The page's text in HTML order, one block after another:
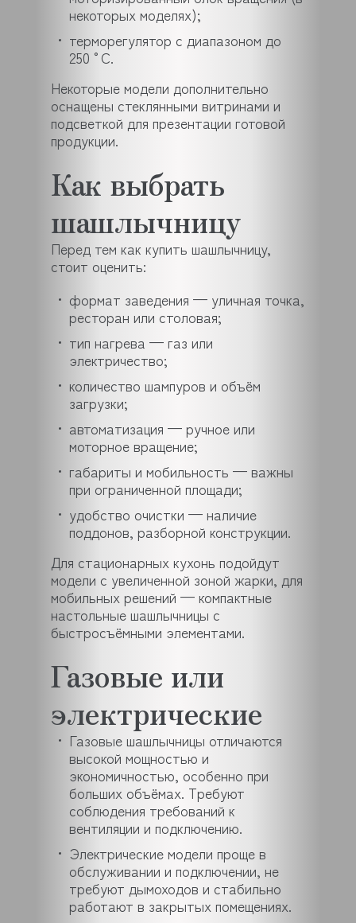
некоторых моделях);
терморегулятор с диапазоном до
250 °C.
Некоторые модели дополнительно
оснащены стеклянными витринами и
подсветкой для презентации готовой
продукции.
Как выбрать
шашлычницу
Перед тем как купить шашлычницу,
стоит оценить:
формат заведения — уличная точка,
ресторан или столовая;
тип нагрева — газ или
электричество;
количество шампуров и объём
загрузки;
автоматизация — ручное или
моторное вращение;
габариты и мобильность — важны
при ограниченной площади;
удобство очистки — наличие
поддонов, разборной конструкции.
Для стационарных кухонь подойдут
модели с увеличенной зоной жарки, для
мобильных решений — компактные
настольные шашлычницы с
быстросъёмными элементами.
Газовые или
электрические
Газовые шашлычницы отличаются
высокой мощностью и
экономичностью, особенно при
больших объёмах. Требуют
соблюдения требований к
вентиляции и подключению.
Электрические модели проще в
обслуживании и подключении, не
требуют дымоходов и стабильно
работают в закрытых помещениях.